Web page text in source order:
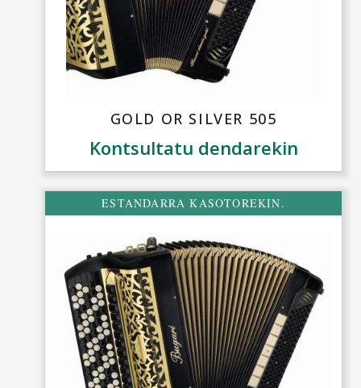
GOLD OR SILVER 505
Kontsultatu dendarekin
ESTANDARRA KASOTOREKIN.